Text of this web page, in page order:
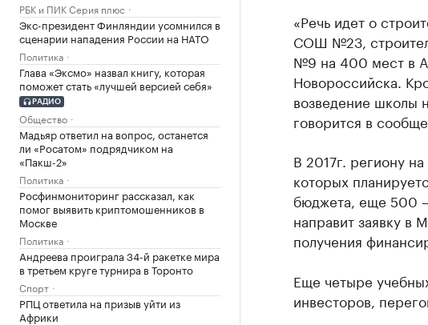
РБК и ПИК Серия плюс
Экс-президент Финляндии усомнился в
сценарии нападения России на НАТО
Политика
Глава «Эксмо» назвал книгу, которая
поможет стать «лучшей версией себя»
РАДИО
Общество
Мадьяр ответил на вопрос, останется
ли «Росатом» подрядчиком на
«Пакш-2»
Политика
Росфинмониторинг рассказал, как
помог выявить криптомошенников в
Москве
Политика
Андреева проиграла 34-й ракетке мира
в третьем круге турнира в Торонто
Спорт
РПЦ ответила на призыв уйти из
Африки
«Речь идет о
СОШ №23,
№9 на 400 мест в
Новороссийска.
возведение школы
говорится в
В 2017г. региону
которых
бюджета, еще 500
направит заявку в
получения
Еще четыре
инвесторов,